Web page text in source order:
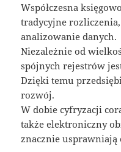
Współczesna
tradycyjne
analizowanie danych.
Niezależnie od
spójnych rejestrów
Dzięki temu
rozwój.
W dobie cyfryzacji
także elektroniczny
znacznie